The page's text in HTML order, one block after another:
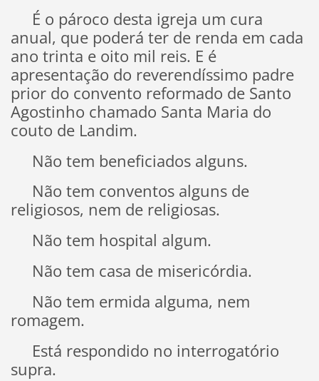
É o pároco desta igreja um cura
anual, que poderá ter de renda em cada
ano trinta e oito mil reis. E é
apresentação do reverendíssimo padre
prior do convento reformado de Santo
Agostinho chamado Santa Maria do
couto de Landim.
Não tem beneficiados alguns.
Não tem conventos alguns de
religiosos, nem de religiosas.
Não tem hospital algum.
Não tem casa de misericórdia.
Não tem ermida alguma, nem
romagem.
Está respondido no interrogatório
supra.